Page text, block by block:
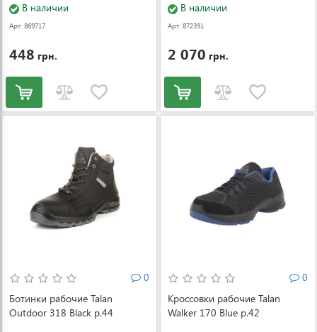
В наличии
Арт: 869717
448 грн.
В наличии
Арт: 872391
2 070 грн.
0
Ботинки рабочие Talan
Outdoor 318 Black р.44
0
Кроссовки рабочие Talan
Walker 170 Blue р.42